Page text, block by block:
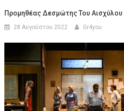
Προμηθέας Δεσμώτης Του
28 Αυγούστου 2022 Gr4you